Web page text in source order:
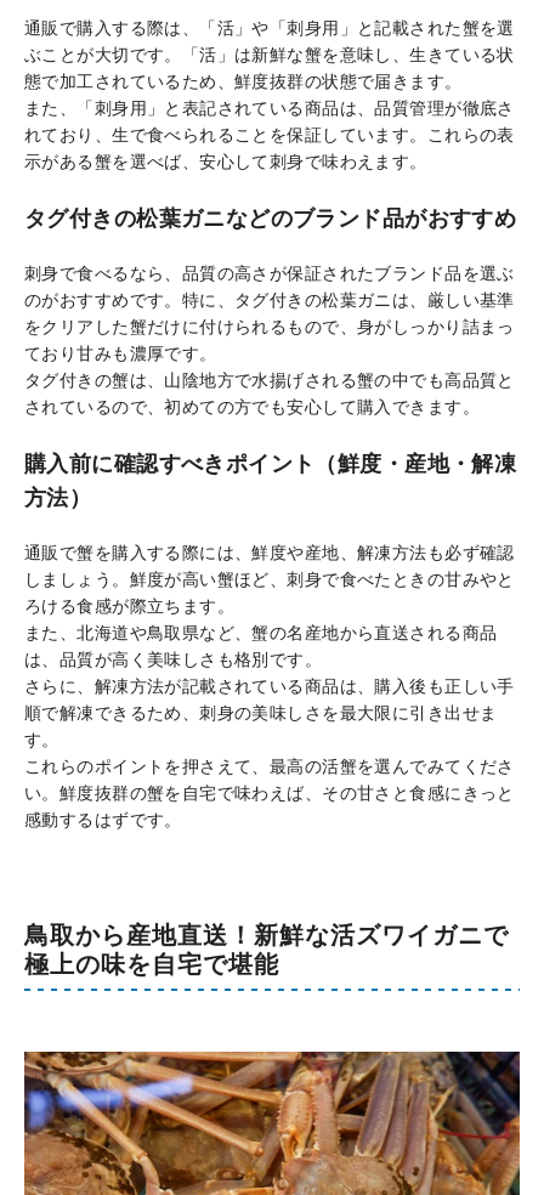
通販で購入する際は、「活」や「刺身用」と記載された蟹を選
ぶことが大切です。「活」は新鮮な蟹を意味し、生きている状
態で加工されているため、鮮度抜群の状態で届きます。
また、「刺身用」と表記されている商品は、品質管理が徹底さ
れており、生で食べられることを保証しています。これらの表
示がある蟹を選べば、安心して刺身で味わえます。
タグ付きの松葉ガニなどのブランド品がおすすめ
刺身で食べるなら、品質の高さが保証されたブランド品を選ぶ
のがおすすめです。特に、タグ付きの松葉ガニは、厳しい基準
をクリアした蟹だけに付けられるもので、身がしっかり詰まっ
ており甘みも濃厚です。
タグ付きの蟹は、山陰地方で水揚げされる蟹の中でも高品質と
されているので、初めての方でも安心して購入できます。
購入前に確認すべきポイント（鮮度・産地・解凍
方法）
通販で蟹を購入する際には、鮮度や産地、解凍方法も必ず確認
しましょう。鮮度が高い蟹ほど、刺身で食べたときの甘みやと
ろける食感が際立ちます。
また、北海道や鳥取県など、蟹の名産地から直送される商品
は、品質が高く美味しさも格別です。
さらに、解凍方法が記載されている商品は、購入後も正しい手
順で解凍できるため、刺身の美味しさを最大限に引き出せま
す。
これらのポイントを押さえて、最高の活蟹を選んでみてくださ
い。鮮度抜群の蟹を自宅で味わえば、その甘さと食感にきっと
感動するはずです。
鳥取から産地直送！新鮮な活ズワイガニで
極上の味を自宅で堪能